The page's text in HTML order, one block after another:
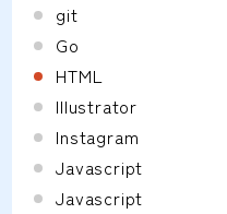
git
Go
HTML
Illustrator
Instagram
Javascript
Javascript